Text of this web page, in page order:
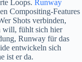
Loops. Runway
Compositing-Features
Shots verbinden,
will, fühlt sich hier
Runway für das
entwickeln sich
ist er da.